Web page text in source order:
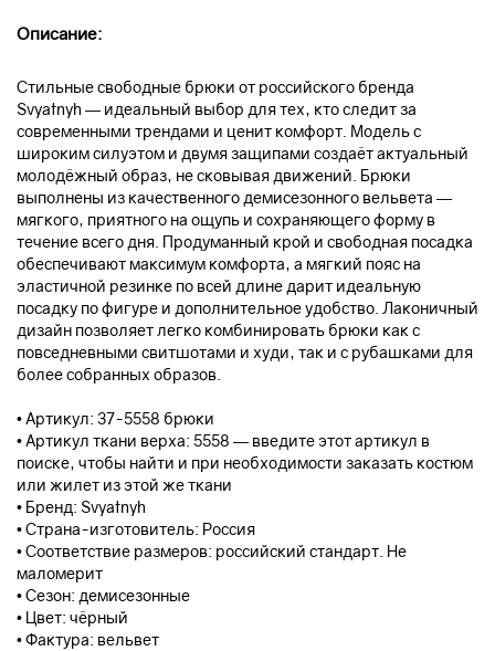
Описание:
Стильные свободные брюки от российского бренда
Svyatnyh — идеальный выбор для тех, кто следит за
современными трендами и ценит комфорт. Модель с
широким силуэтом и двумя защипами создаёт актуальный
молодёжный образ, не сковывая движений. Брюки
выполнены из качественного демисезонного вельвета —
мягкого, приятного на ощупь и сохраняющего форму в
течение всего дня. Продуманный крой и свободная посадка
обеспечивают максимум комфорта, а мягкий пояс на
эластичной резинке по всей длине дарит идеальную
посадку по фигуре и дополнительное удобство. Лаконичный
дизайн позволяет легко комбинировать брюки как с
повседневными свитшотами и худи, так и с рубашками для
более собранных образов.
• Артикул: 37-5558 брюки
• Артикул ткани верха: 5558 — введите этот артикул в
поиске, чтобы найти и при необходимости заказать костюм
или жилет из этой же ткани
• Бренд: Svyatnyh
• Страна-изготовитель: Россия
• Соответствие размеров: российский стандарт. Не
маломерит
• Сезон: демисезонные
• Цвет: чёрный
• Фактура: вельвет